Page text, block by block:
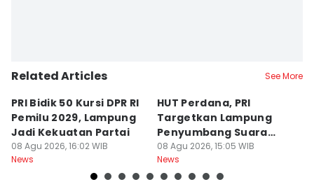
Related Articles See More
PRI Bidik 50 Kursi DPR RI
Pemilu 2029, Lampung
Jadi Kekuatan Partai
08 Agu 2026, 16:02 WIB
News
HUT Perdana, PRI
Targetkan Lampung
Penyumbang Suara
Terbesar
08 Agu 2026, 15:05 WIB
News